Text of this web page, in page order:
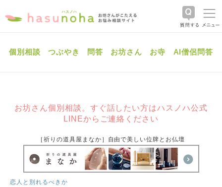
個別相談 つぶやき 問答 お坊さん お寺 AI僧侶問答
お坊さん個別相談。すぐ話したい方はハスノハ公式
LINEからご連絡ください
［祈りの道具屋まなか］自由で美しい位牌とお仏壇
恋人と別れるべきか